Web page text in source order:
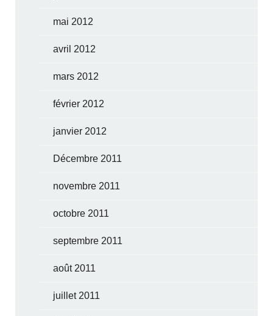
mai 2012
avril 2012
mars 2012
février 2012
janvier 2012
Décembre 2011
novembre 2011
octobre 2011
septembre 2011
août 2011
juillet 2011